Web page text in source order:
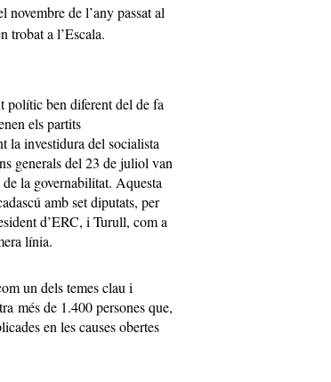
novembre de l’any passat al
trobat a l’Escala.
polític ben diferent del de fa
els partits
la investidura del socialista
generals del 23 de juliol van
la governabilitat. Aquesta
amb set diputats, per
d’ERC, i Turull, com a
línia.
un dels temes clau i
més de 1.400 persones que,
en les causes obertes